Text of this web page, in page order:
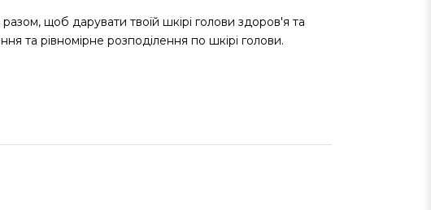
щоб дарувати твоїй шкірі голови здоров'я та
та рівномірне розподілення по шкірі голови.